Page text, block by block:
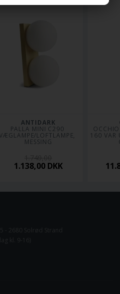
ANTIDARK
PALLA MINI C290
LOFTLAMPE,
MESSING
1.138,00 DKK
160 VAR